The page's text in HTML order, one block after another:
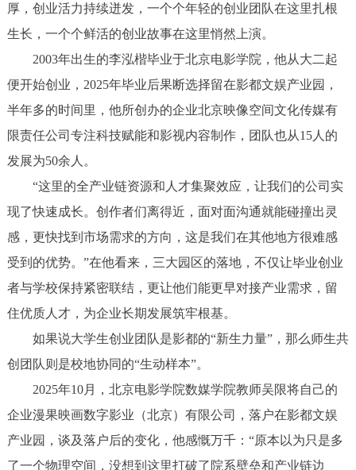
厚，创业活力持续迸发，一个个年轻的创业团队在这里扎根
生长，一个个鲜活的创业故事在这里悄然上演。
2003年出生的李泓楷毕业于北京电影学院，他从大二起
便开始创业，2025年毕业后果断选择留在影都文娱产业园，
半年多的时间里，他所创办的企业北京映像空间文化传媒有
限责任公司专注科技赋能和影视内容制作，团队也从15人的
发展为50余人。
“这里的全产业链资源和人才集聚效应，让我们的公司实
现了快速成长。创作者们离得近，面对面沟通就能碰撞出灵
感，更快找到市场需求的方向，这是我们在其他地方很难感
受到的优势。”在他看来，三大园区的落地，不仅让毕业创业
者与学校保持紧密联结，更让他们能更早对接产业需求，留
住优质人才，为企业长期发展筑牢根基。
如果说大学生创业团队是影都的“新生力量”，那么师生共
创团队则是校地协同的“生动样本”。
2025年10月，北京电影学院数媒学院教师吴限将自己的
企业漫果映画数字影业（北京）有限公司，落户在影都文娱
产业园，谈及落户后的变化，他感慨万千：“原本以为只是多
了一个物理空间，没想到这里打破了院系壁垒和产业链边